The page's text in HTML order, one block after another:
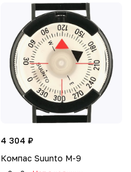
4 304 ₽
Компас Suunto M-9